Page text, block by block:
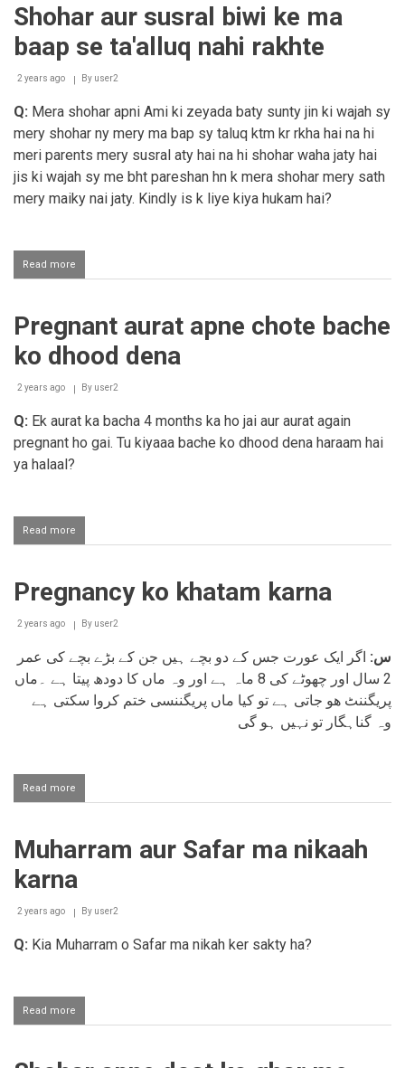
shaadi
Shohar aur susral biwi ke ma
baap se ta'alluq nahi rakhte
2 years ago By user2
Q: Mera shohar apni Ami ki zeyada baty sunty jin ki wajah sy
mery shohar ny mery ma bap sy taluq ktm kr rkha hai na hi
meri parents mery susral aty hai na hi shohar waha jaty hai
jis ki wajah sy me bht pareshan hn k mera shohar mery sath
mery maiky nai jaty. Kindly is k liye kiya hukam hai?
Read more
Shohar
biwi
ma
se
nahi
Pregnant aurat apne chote bache
ko dhood dena
2 years ago By user2
Q: Ek aurat ka bacha 4 months ka ho jai aur aurat again
pregnant ho gai. Tu kiyaaa bache ko dhood dena haraam hai
ya halaal?
Read more
Pregnant
chote
ko
dena
Pregnancy ko khatam karna
2 years ago By user2
س: اگر ایک عورت جس کے دو بچے ہیں جن کے بڑے بچے کی عمر
2 سال اور چھوٹے کی 8 ماہ ہے اور وہ ماں کا دودھ پیتا ہے ۔ماں
پریگننٹ ھو جاتی ہے تو کیا ماں پریگننسی ختم کروا سکتی ہے
وہ گناہگار تو نہیں ہو گی
Read more
Pregnancy
karna
Muharram aur Safar ma nikaah
karna
2 years ago By user2
Q: Kia Muharram o Safar ma nikah ker sakty ha?
Read more
Muharram